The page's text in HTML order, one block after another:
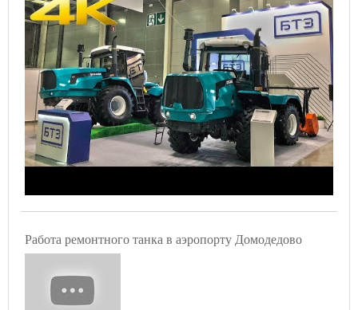
Работа ремонтного танка в аэропорту Домодедово